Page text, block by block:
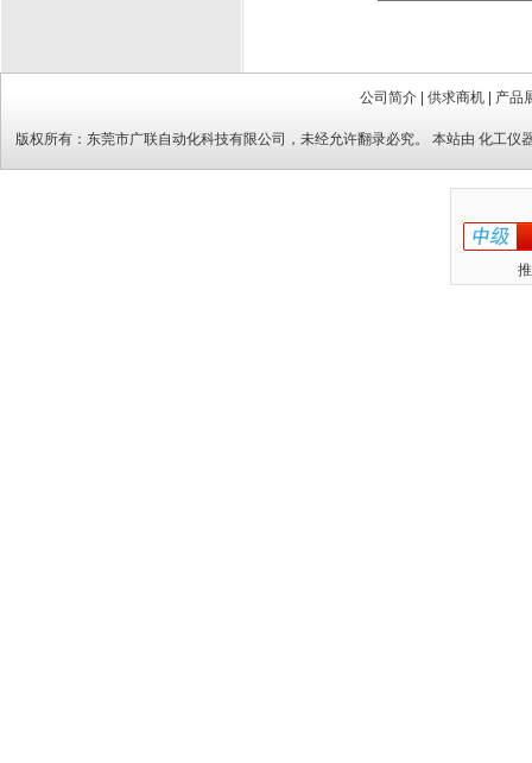
公司简介 供求商机 产品
版权所有： 东莞市广联自动化科技有限公司 ，未经允许翻录必究。 本站由化工仪